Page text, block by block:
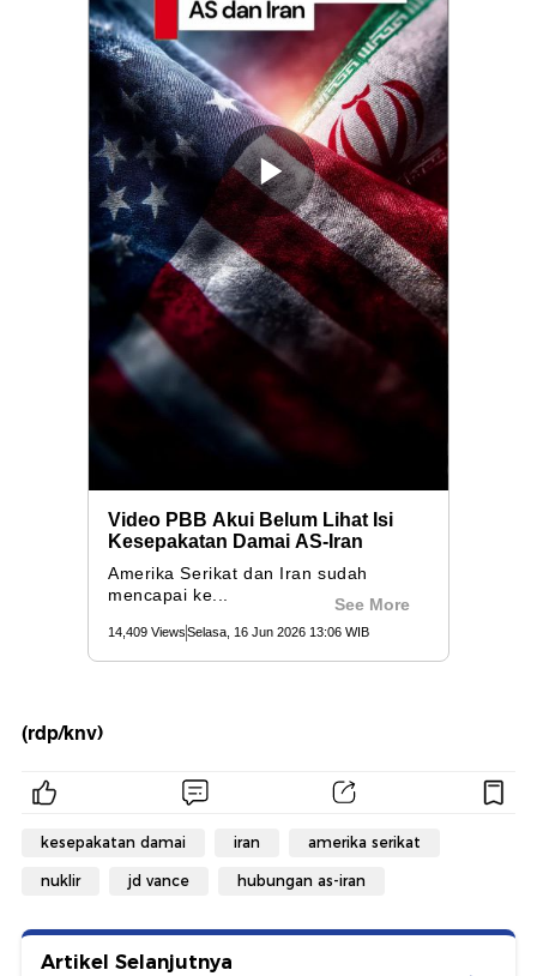
(rdp/knv)
kesepakatan damai iran amerika serikat
nuklir jd vance hubungan as-iran
Artikel Selanjutnya